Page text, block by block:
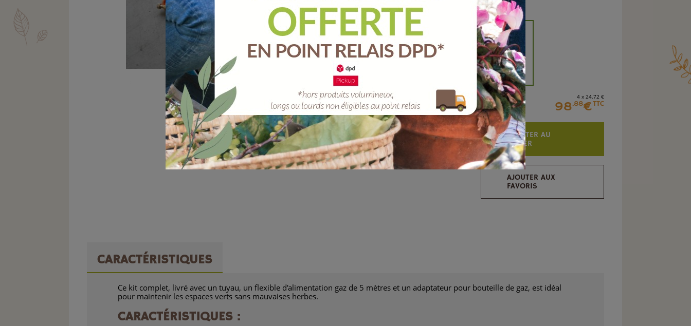
Quantité :
+
4 x 24.72 €
98.88€TTC
AJOUTER AU
PANIER
AJOUTER AUX
FAVORIS
CARACTÉRISTIQUES
Ce kit complet, livré avec un tuyau, un flexible d'alimentation gaz de 5 mètres et un adaptateur pour bouteille de gaz, est idéal
pour maintenir les espaces verts sans mauvaises herbes.
CARACTÉRISTIQUES :